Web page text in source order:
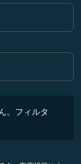
。フィルタ